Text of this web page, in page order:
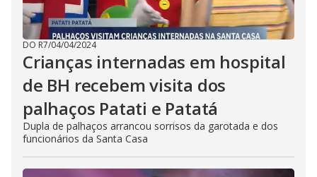
DO R7/04/04/2024
Crianças internadas em hospital
de BH recebem visita dos
palhaços Patati e Patatá
Dupla de palhaços arrancou sorrisos da garotada e dos
funcionários da Santa Casa